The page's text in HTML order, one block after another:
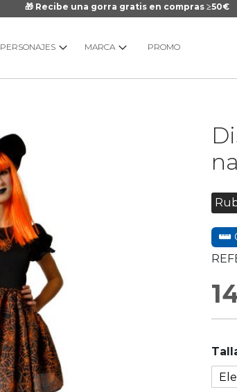
🎁 Recibe una gorra gratis en compras ≥50€
PERSONAJES MARCA PROMO
galería